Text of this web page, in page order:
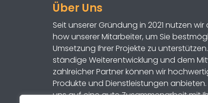
Über Uns
Seit unserer Gründung in 2021 nutzen
how unserer Mitarbeiter, um Sie
Umsetzung Ihrer Projekte zu
ständige Weiterentwicklung und dem
zahlreicher Partner können wir
Produkte und Dienstleistungen anbieten.
uns auf eine gute Zusammenarbeit mit